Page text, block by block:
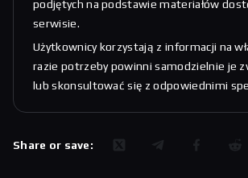
podjętych na podstawie materiałów
serwisie.
Użytkownicy korzystają z informacji na
razie potrzeby powinni samodzielnie je
lub skonsultować się z odpowiednimi
Share or save: